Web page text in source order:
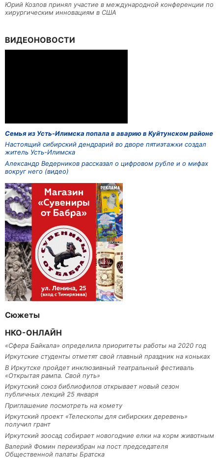
Юрий Козлов принял участие в международной конференции по
хирургическим инновациям в США
ВИДЕОНОВОСТИ
Семья из Усть-Илимска попала в аварию в Куйтунском районе
Настоящий сибирский дендрарий во дворе пятиэтажки создал
житель Усть-Илимска
Александр Ведерников рассказал о цифровом рубле и о мифах
вокруг него (видео)
Сюжеты
НКО-ОНЛАЙН
«Сфера Байкала» определила приоритеты работы на 2020 год
Иркутские студенты отметят свой главный праздник на коньках
В Иркутске пройдет инклюзивный театральный фестиваль
«Открытая рампа. Свой путь»
Иркутский союз библиофилов открывает новый сезон
публичных лекций 25 января
Приглашение посмотреть на комету
Иркутский проект «Телескопы для сибирских деревень»
получил грант
Иркутский зоосад собирает новогодние елки на корм животным
Валерий Фомин переизбран на пост председателя
Общественной палаты Братска